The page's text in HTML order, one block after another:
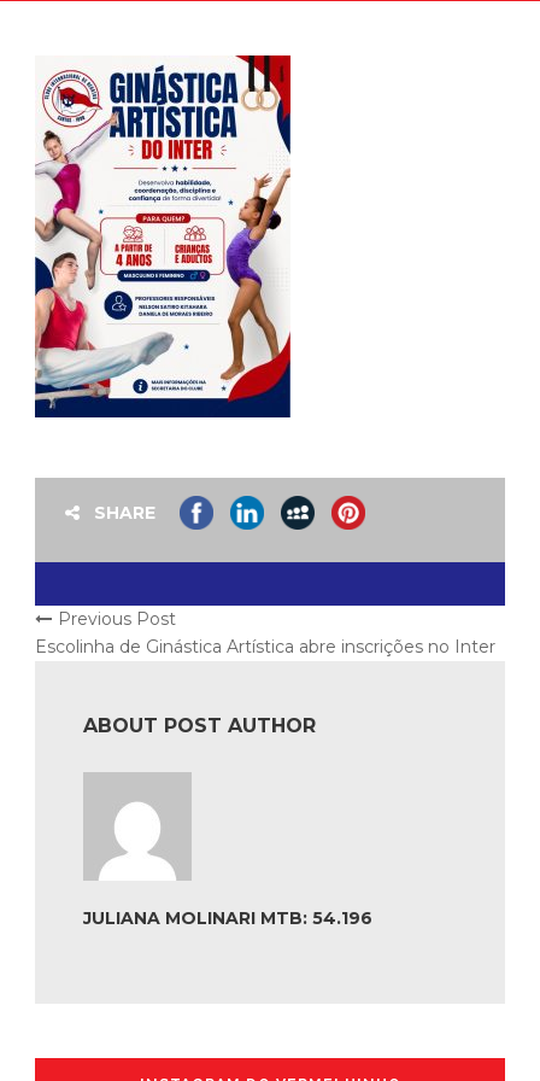
SHARE
Previous Post
Escolinha de Ginástica Artística abre inscrições no Inter
ABOUT POST AUTHOR
JULIANA MOLINARI MTB: 54.196